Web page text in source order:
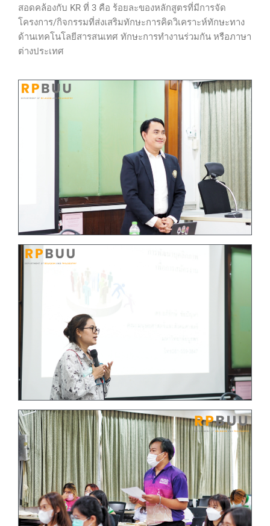
สอดคล้องกับ KR ที่ 3 คือ ร้อยละของหลักสูตรที่มีการจัด
โครงการ/กิจกรรมที่ส่งเสริมทักษะการคิดวิเคราะห์ทักษะทาง
ด้านเทคโนโลยีสารสนเทศ ทักษะการทำงานร่วมกัน หรือภาษา
ต่างประเทศ